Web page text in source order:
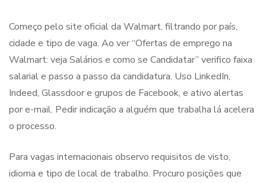
Começo pelo site oficial da Walmart, filtrando por país,
cidade e tipo de vaga. Ao ver “Ofertas de emprego na
Walmart: veja Salários e como se Candidatar” verifico faixa
salarial e passo a passo da candidatura. Uso LinkedIn,
Indeed, Glassdoor e grupos de Facebook, e ativo alertas
por e-mail. Pedir indicação a alguém que trabalha lá acelera
o processo.
Para vagas internacionais observo requisitos de visto,
idioma e tipo de local de trabalho. Procuro posições que